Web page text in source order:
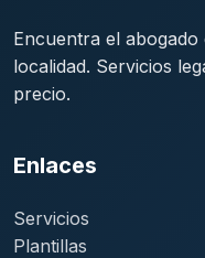
Encuentra el
localidad. Servicios
precio.
Enlaces
Servicios
Plantillas